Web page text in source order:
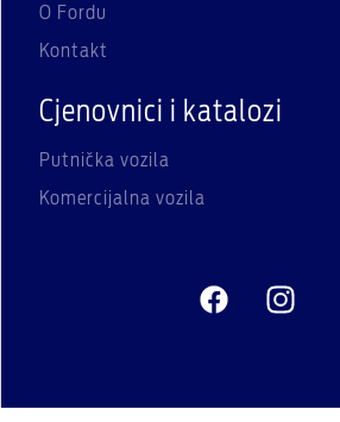
O Fordu
Kontakt
Cjenovnici i katalozi
Putnička vozila
Komercijalna vozila